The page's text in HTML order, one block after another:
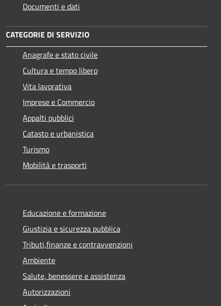
Documenti e dati
CATEGORIE DI SERVIZIO
Anagrafe e stato civile
Cultura e tempo libero
Vita lavorativa
Imprese e Commercio
Appalti pubblici
Catasto e urbanistica
Turismo
Mobilità e trasporti
Educazione e formazione
Giustizia e sicurezza pubblica
Tributi,finanze e contravvenzioni
Ambiente
Salute, benessere e assistenza
Autorizzazioni